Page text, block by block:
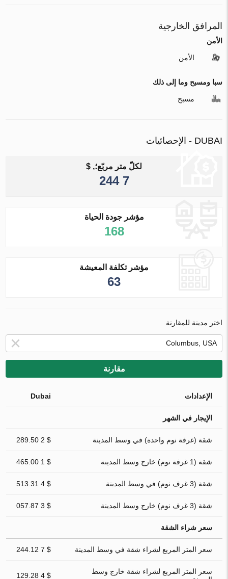
المرافق الخارجية
الأمن
الأمن
سبا ومسبح وما إلى ذلك
مسبح
DUBAI - الإحصائيات
لكلّ متر مربّع؛, $
7 244
مؤشر جودة الحياة
168
مؤشر تكلفة المعيشة
63
اختر مدينة للمقارنة
مقارنة
الإعدادات Dubai
الإيجار في الشهر
شقة (غرفة نوم واحدة) في وسط المدينة $ 2 289.50
شقة (1 غرفة نوم) خارج وسط المدينة $ 1 465.00
شقة (3 غرف نوم) في وسط المدينة $ 4 513.31
شقة (3 غرف نوم) خارج وسط المدينة $ 3 057.87
سعر شراء الشقة
سعر المتر المربع لشراء شقة في وسط المدينة $ 7 244.12
سعر المتر المربع لشراء شقة خارج وسط
$ 4 129.28